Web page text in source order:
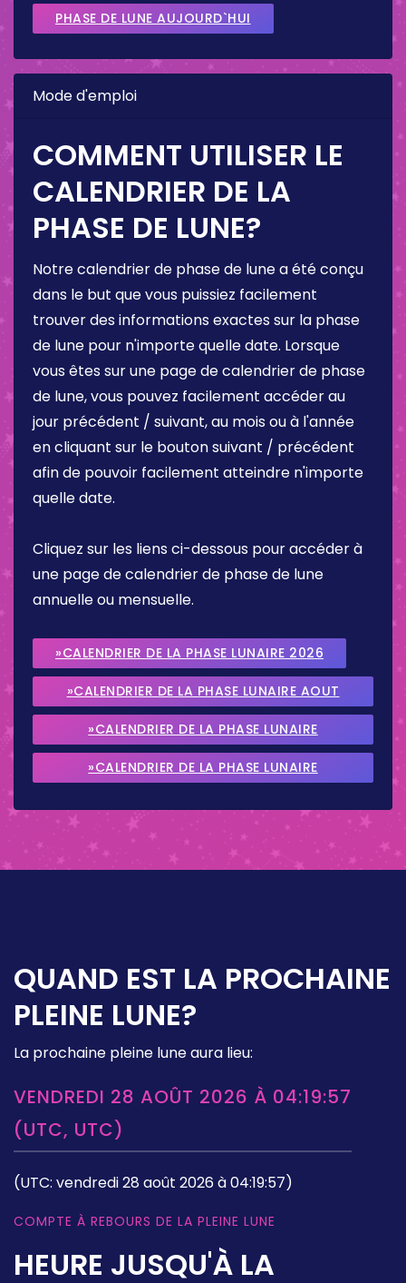
PHASE DE LUNE AUJOURD`HUI
Mode d'emploi
COMMENT UTILISER LE
CALENDRIER DE LA
PHASE DE LUNE?
Notre calendrier de phase de lune a été conçu
dans le but que vous puissiez facilement
trouver des informations exactes sur la phase
de lune pour n'importe quelle date. Lorsque
vous êtes sur une page de calendrier de phase
de lune, vous pouvez facilement accéder au
jour précédent / suivant, au mois ou à l'année
en cliquant sur le bouton suivant / précédent
afin de pouvoir facilement atteindre n'importe
quelle date.
Cliquez sur les liens ci-dessous pour accéder à
une page de calendrier de phase de lune
annuelle ou mensuelle.
»CALENDRIER DE LA PHASE LUNAIRE 2026
»CALENDRIER DE LA PHASE LUNAIRE AOUT
2026
»CALENDRIER DE LA PHASE LUNAIRE
SEPTEMBRE 2026
»CALENDRIER DE LA PHASE LUNAIRE
QUAND EST LA PROCHAINE
PLEINE LUNE?
La prochaine pleine lune aura lieu:
VENDREDI 28 AOÛT 2026 À 04:19:57
(UTC, UTC)
(UTC: vendredi 28 août 2026 à 04:19:57)
COMPTE À REBOURS DE LA PLEINE LUNE
HEURE JUSQU'À LA